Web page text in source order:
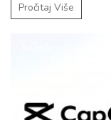
Pročitaj Više